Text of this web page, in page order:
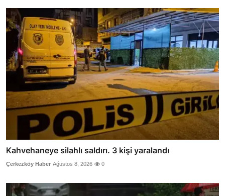
Kahvehaneye silahlı saldırı. 3 kişi yaralandı
Çerkezköy Haber Ağustos 8, 2026 0